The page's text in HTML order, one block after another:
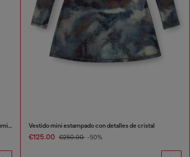
Vestido corto metálico con estampado de rosas difuminadas Vestido mini estampado con detalles de cristal
€125.00 €250.00 -50%